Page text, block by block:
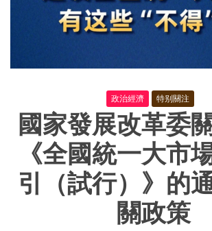
政治經濟 特别關注
國家發展改革委
《全國統一大市
引（試行）》的
關政策